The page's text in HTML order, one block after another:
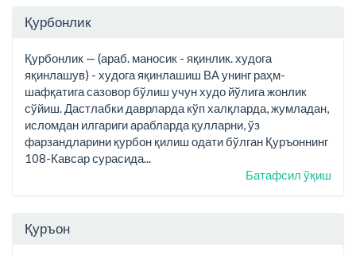
Қурбонлик
Қурбонлик — (араб. маносик - яқинлик. худога
яқинлашув) - худога яқинлашиш ВА унинг раҳм-
шафқатига сазовор бўлиш учун худо йўлига жонлик
сўйиш. Дастлабки даврларда кўп халқларда, жумладан,
исломдан илгариги арабларда қулларни, ўз
фарзандларини қурбон қилиш одати бўлган Қуръоннинг
108-Кавсар сурасида...
Батафсил ўқиш
Қуръон